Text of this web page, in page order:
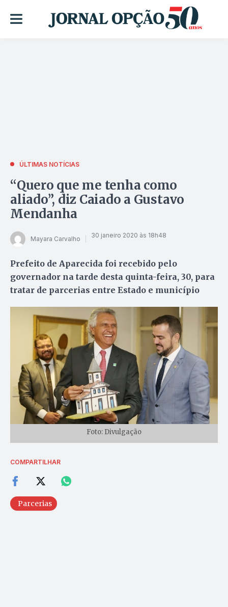
ÚLTIMAS NOTÍCIAS
“Quero que me tenha como
aliado”, diz Caiado a Gustavo
Mendanha
Mayara Carvalho 30 janeiro 2020 às 18h48
Prefeito de Aparecida foi recebido pelo
governador na tarde desta quinta-feira, 30, para
tratar de parcerias entre Estado e município
Foto: Divulgação
COMPARTILHAR
Parcerias